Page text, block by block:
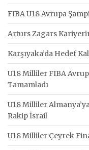
FIBA U18 Avrupa
Arturs Zagars
Karşıyaka’da Hedef
U18 Milliler FIBA
Tamamladı
U18 Milliler
Rakip İsrail
U18 Milliler Çeyrek